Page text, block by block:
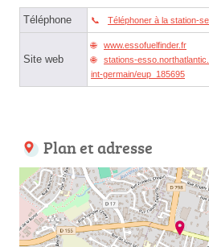
Téléphone Téléphoner à la station-
Site web
www.essofuelfinder.fr
stations-
int-germain/eup_185695
Plan et adresse